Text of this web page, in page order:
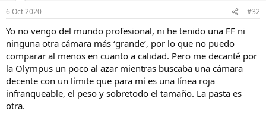
6 Oct 2020 #32
Yo no vengo del mundo profesional, ni he tenido una FF ni
ninguna otra cámara más ‘grande’, por lo que no puedo
comparar al menos en cuanto a calidad. Pero me decanté por
la Olympus un poco al azar mientras buscaba una cámara
decente con un límite que para mí es una línea roja
infranqueable, el peso y sobretodo el tamaño. La pasta es
otra.